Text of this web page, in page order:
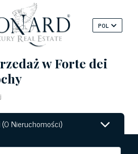
POL
w Forte dei
(0 Nieruchomości)